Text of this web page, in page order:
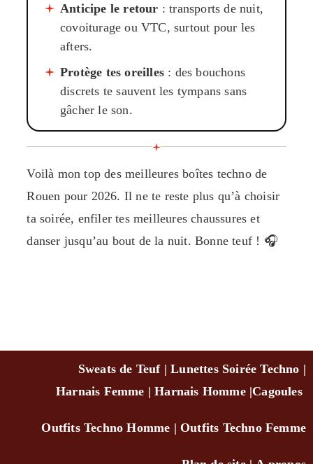
Anticipe le retour : transports de nuit,
covoiturage ou VTC, surtout pour les
afters.
Protège tes oreilles: des bouchons
discrets te sauvent les tympans sans
gâcher le son.
Voilà mon top des meilleures boîtes techno de
Rouen pour 2026. Il ne te reste plus qu’à choisir
ta soirée, enfiler tes meilleures chaussures et
danser jusqu’au bout de la nuit. Bonne teuf ! 🎧
Sweats de Teuf |Lunettes Soirée Techno |
Harnais Femme |Harnais Homme|Cagoules
Outfits Techno Homme | Outfits Techno Femme